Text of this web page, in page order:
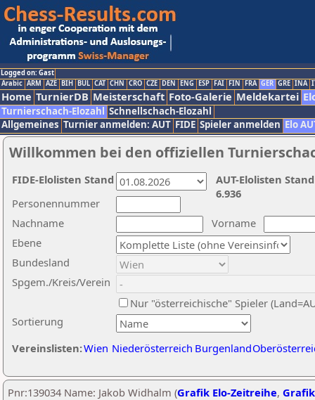
Logged on: Gast
Arabic ARM AZE BIH BUL CAT CHN CRO CZE DEN ENG ESP FAI FIN FRA GER GRE INA
Home TurnierDB Meisterschaft Foto-Galerie Meldekartei
Turnierschach-Elozahl Schnellschach-Elozahl
Allgemeines Turnier anmelden: AUT FIDE Spieler anmelden Elo
Willkommen bei den offiziellen
Nachname
Vorname
Ebene
Sortierung
Personennummer
Bundesland
Spgem./Kreis/Verein
Nur "österreichische" Spieler
Vereinslisten:Wien Niederösterreich Burgenland
AUT-Elolisten
6.936
FIDE-Elolisten Stand
Pnr:139034 Name: Jakob Widhalm (Grafik Elo-Zeitreihe,